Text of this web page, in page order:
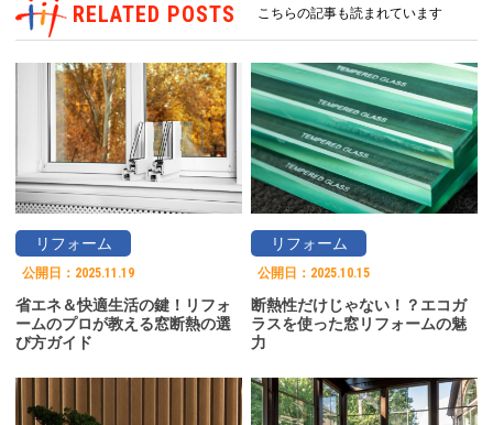
RELATED POSTS こちらの記事も読まれています
リフォーム
公開日： 2025.11.19
省エネ＆快適生活の鍵！リフォ
ームのプロが教える窓断熱の選
び方ガイド
リフォーム
公開日： 2025.10.15
断熱性だけじゃない！？エコガ
ラスを使った窓リフォームの魅
力